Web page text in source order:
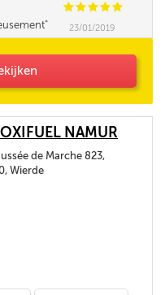
CCCCC
23/01/2019
NAMUR
de Marche 823,
Wierde